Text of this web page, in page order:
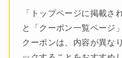
「トップページに掲載さ
と「クーポン一覧ページ
クーポンは、内容が異な